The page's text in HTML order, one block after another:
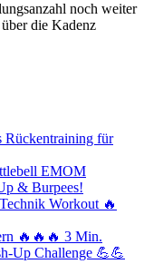
noch weiter
die Kadenz
Rückentraining für
EMOM
& Burpees!
Workout 🔥
🔥🔥🔥 3 Min.
Up Challenge 💪💪